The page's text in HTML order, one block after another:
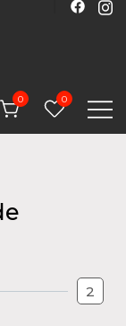
0 0
2